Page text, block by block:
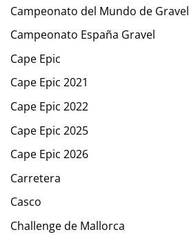
Campeonato del Mundo de Gravel
Campeonato España Gravel
Cape Epic
Cape Epic 2021
Cape Epic 2022
Cape Epic 2025
Cape Epic 2026
Carretera
Casco
Challenge de Mallorca